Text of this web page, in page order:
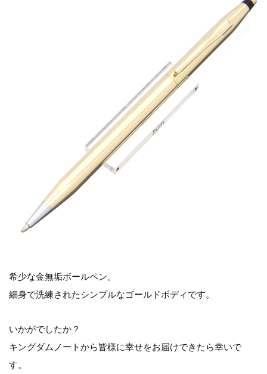
希少な金無垢ボールペン。
細身で洗練されたシンプルなゴールドボディです。
いかがでしたか？
キングダムノートから皆様に幸せをお届けできたら幸いで
す。